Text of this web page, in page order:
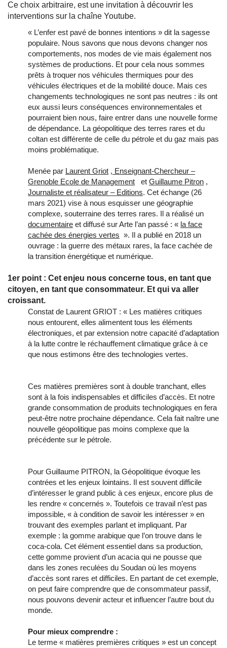
Ce choix arbitraire, est une invitation à découvrir les
interventions sur la chaîne Youtube.
« L’enfer est pavé de bonnes intentions » dit la sagesse
populaire. Nous savons que nous devons changer nos
comportements, nos modes de vie mais également nos
systèmes de productions. Et pour cela nous sommes
prêts à troquer nos véhicules thermiques pour des
véhicules électriques et de la mobilité douce. Mais ces
changements technologiques ne sont pas neutres : ils ont
eux aussi leurs conséquences environnementales et
pourraient bien nous, faire entrer dans une nouvelle forme
de dépendance. La géopolitique des terres rares et du
coltan est différente de celle du pétrole et du gaz mais pas
moins problématique.
Menée par Laurent Griot , Enseignant-Chercheur –
Grenoble Ecole de Management et Guillaume Pitron ,
Journaliste et réalisateur – Editions. Cet échange (26
mars 2021) vise à nous esquisser une géographie
complexe, souterraine des terres rares. Il a réalisé un
documentaire et diffusé sur Arte l’an passé : « la face
cachée des énergies vertes ». Il a publié en 2018 un
ouvrage : la guerre des métaux rares, la face cachée de
la transition énergétique et numérique.
1er point : Cet enjeu nous concerne tous, en tant que
citoyen, en tant que consommateur. Et qui va aller
croissant.
Constat de Laurent GRIOT : « Les matières critiques
nous entourent, elles alimentent tous les éléments
électroniques, et par extension notre capacité d’adaptation
à la lutte contre le réchauffement climatique grâce à ce
que nous estimons être des technologies vertes.
Ces matières premières sont à double tranchant, elles
sont à la fois indispensables et difficiles d’accès. Et notre
grande consommation de produits technologiques en fera
peut-être notre prochaine dépendance. Cela fait naître une
nouvelle géopolitique pas moins complexe que la
précédente sur le pétrole.
Pour Guillaume PITRON, la Géopolitique évoque les
contrées et les enjeux lointains. Il est souvent difficile
d’intéresser le grand public à ces enjeux, encore plus de
les rendre « concernés ». Toutefois ce travail n’est pas
impossible, « à condition de savoir les intéresser » en
trouvant des exemples parlant et impliquant. Par
exemple : la gomme arabique que l’on trouve dans le
coca-cola. Cet élément essentiel dans sa production,
cette gomme provient d’un acacia qui ne pousse que
dans les zones reculées du Soudan où les moyens
d’accès sont rares et difficiles. En partant de cet exemple,
on peut faire comprendre que de consommateur passif,
nous pouvons devenir acteur et influencer l’autre bout du
monde.
Pour mieux comprendre :
Le terme « matières premières critiques » est un concept